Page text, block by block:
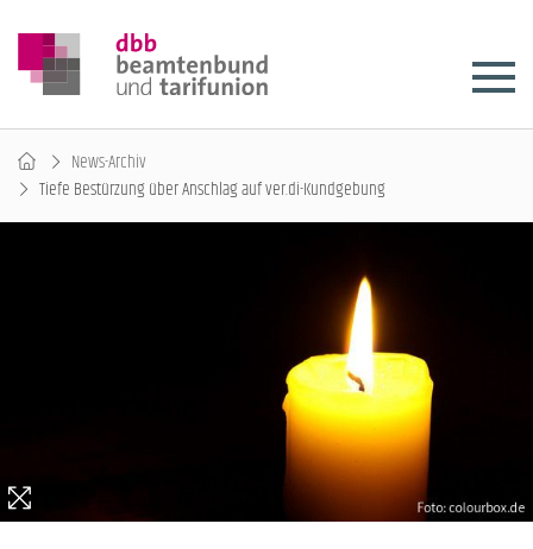
News-Archiv
Tiefe Bestürzung über Anschlag auf ver.di-Kundgebung